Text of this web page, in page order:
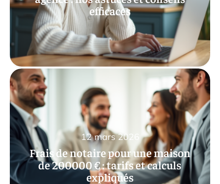
efficaces
Frais de notaire pour une maison
de 200000 € : tarifs et calculs
expliqués
12 mars 2026